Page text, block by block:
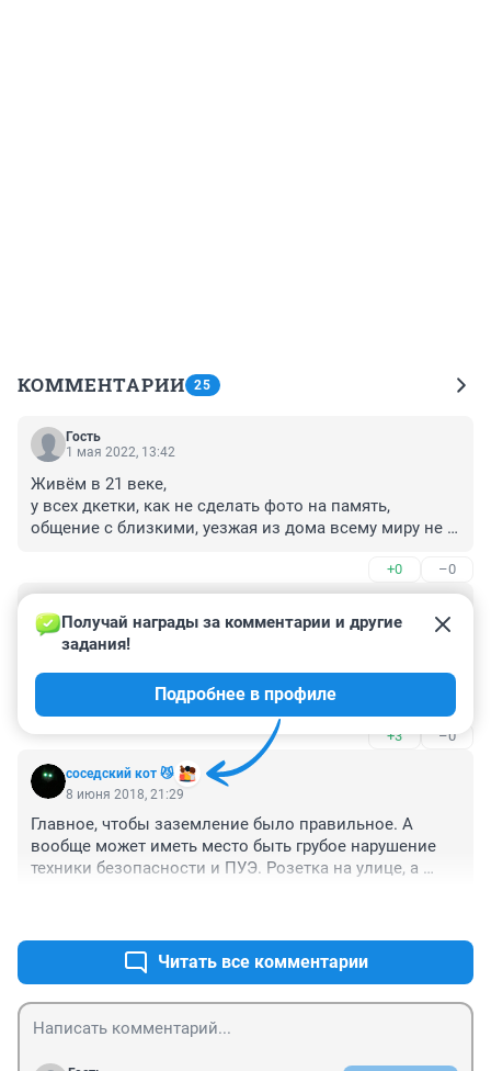
КОММЕНТАРИИ 25
Гость
1 мая 2022, 13:42
Живём в 21 веке,
у всех дкетки, как не сделать фото на память,
общение с близкими, уезжая из дома всему миру не
+0 –0
9 июня 2018, 08:18
Чокнулись уже с этими телефонами все...Помешался
народ, всех подсадили...Как же бедные раньше то без
них жили? Вы в зоопарк пришли зверей смотреть,
или в телефоне тыкаться? С тем же успехом могли и
дома сидеть...
+3 –0
соседский кот 😼
Получай награды за комментарии и другие
задания!
Подробнее в профиле
8 июня 2018, 21:29
Главное, чтобы заземление было правильное. А
вообще может иметь место быть грубое нарушение
техники безопасности и ПУЭ. Розетка на улице, а
Читать все комментарии